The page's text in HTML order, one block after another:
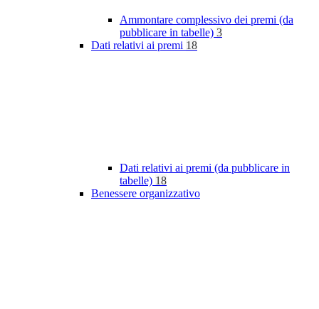
Ammontare complessivo dei premi (da
pubblicare in tabelle) 3
Dati relativi ai premi 18
Dati relativi ai premi (da pubblicare in
tabelle) 18
Benessere organizzativo